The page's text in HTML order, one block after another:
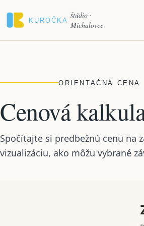
štúdio ·
Michalovce
ORIENTAČNÁ CENA
Cenová
Spočítajte si predbežnú cenu na
vizualizáciu, ako môžu vybrané